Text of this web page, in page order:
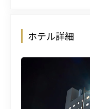
ホテル詳細